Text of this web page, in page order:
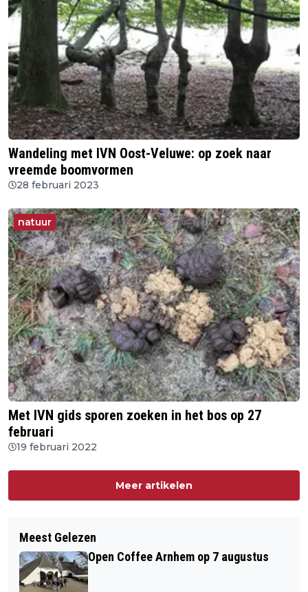
Wandeling met IVN Oost-Veluwe: op zoek naar
vreemde boomvormen
28 februari 2023
natuur
Met IVN gids sporen zoeken in het bos op 27
februari
19 februari 2022
Meer artikelen
Meest Gelezen
Open Coffee Arnhem op 7 augustus